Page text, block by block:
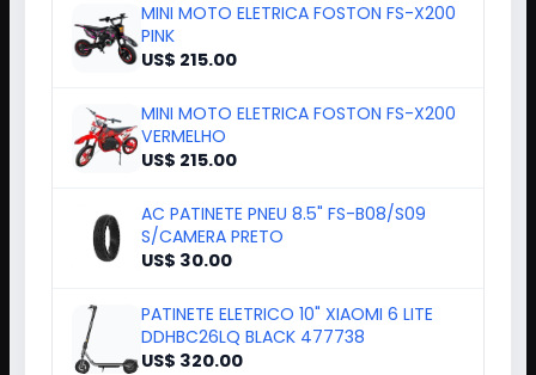
MINI MOTO ELETRICA FOSTON FS-X200
PINK
US$ 215.00
MINI MOTO ELETRICA FOSTON FS-X200
VERMELHO
US$ 215.00
AC PATINETE PNEU 8.5" FS-B08/S09
S/CAMERA PRETO
US$ 30.00
PATINETE ELETRICO 10" XIAOMI 6 LITE
DDHBC26LQ BLACK 477738
US$ 320.00